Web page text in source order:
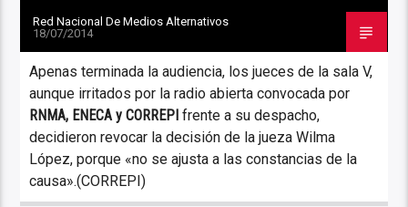
Red Nacional De Medios Alternativos
18/07/2014
Apenas terminada la audiencia, los jueces de la sala V,
aunque irritados por la radio abierta convocada por
RNMA, ENECA y CORREPI frente a su despacho,
decidieron revocar la decisión de la jueza Wilma
López, porque «no se ajusta a las constancias de la
causa».(CORREPI)